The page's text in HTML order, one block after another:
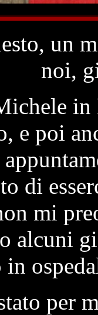
un
noi,
in
e poi
di
mi
alcuni
per